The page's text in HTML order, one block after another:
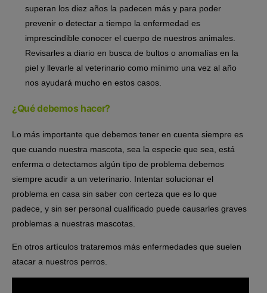
superan los diez años la padecen más y para poder
prevenir o detectar a tiempo la enfermedad es
imprescindible conocer el cuerpo de nuestros animales.
Revisarles a diario en busca de bultos o anomalías en la
piel y llevarle al veterinario como mínimo una vez al año
nos ayudará mucho en estos casos.
¿Qué debemos hacer?
Lo más importante que debemos tener en cuenta siempre es
que cuando nuestra mascota, sea la especie que sea, está
enferma o detectamos algún tipo de problema debemos
siempre acudir a un veterinario. Intentar solucionar el
problema en casa sin saber con certeza que es lo que
padece, y sin ser personal cualificado puede causarles graves
problemas a nuestras mascotas.
En otros artículos trataremos más enfermedades que suelen
atacar a nuestros perros.